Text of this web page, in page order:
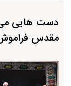
دست هایی می
مقدس